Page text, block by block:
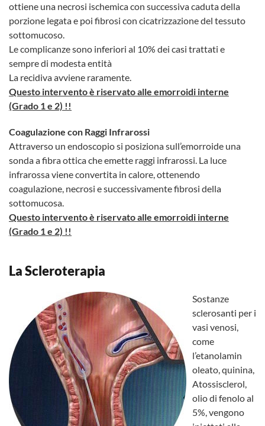
ottiene una necrosi ischemica con successiva caduta della
porzione legata e poi fibrosi con cicatrizzazione del tessuto
sottomucoso.
Le complicanze sono inferiori al 10% dei casi trattati e
sempre di modesta entità
La recidiva avviene raramente.
Questo intervento è riservato alle emorroidi interne
(Grado 1 e 2) !!
Coagulazione con Raggi Infrarossi
Attraverso un endoscopio si posiziona sull’emorroide una
sonda a fibra ottica che emette raggi infrarossi. La luce
infrarossa viene convertita in calore, ottenendo
coagulazione, necrosi e successivamente fibrosi della
sottomucosa.
Questo intervento è riservato alle emorroidi interne
(Grado 1 e 2) !!
La Scleroterapia
Sostanze
sclerosanti per i
vasi venosi,
come
l’etanolamin
oleato, quinina,
Atossisclerol,
olio di fenolo al
5%, vengono